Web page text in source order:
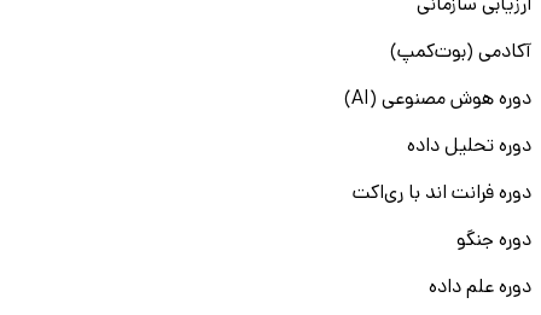
ارزیابی سازمانی
آکادمی (بوت‌کمپ)
دوره هوش مصنوعی (AI)
دوره تحلیل داده
دوره فرانت اند با ری‌اکت
دوره جنگو
دوره علم داده